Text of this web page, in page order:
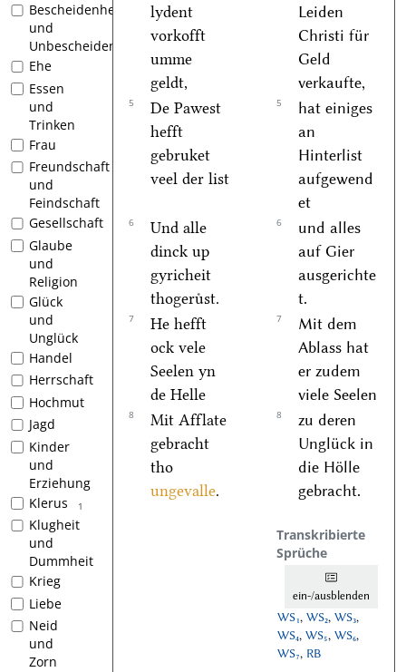
Bescheidenheit
und
Unbescheidenheit
Ehe
Essen
und
Trinken
Frau
Freundschaft
und
Feindschaft
Gesellschaft
Glaube
und
Religion
Glück
und
Unglück
Handel
Herrschaft
Hochmut
Jagd
Kinder
und
Erziehung
1
Klerus
Klugheit
und
Dummheit
Krieg
Liebe
Neid
und
Zorn
lydent
vorkofft
umme
geldt,
Leiden
Christi für
Geld
verkaufte,
5
De Pawest
hefft
gebruket
veel der list
5
hat einiges
an
Hinterlist
aufgewend
et
6
Und alle
dinck up
gyricheit
thogeruͤst.
6
und alles
auf Gier
ausgerichte
t.
7
He hefft
ock vele
Seelen yn
de Helle
7
Mit dem
Ablass hat
er zudem
viele Seelen
8
Mit Afflate
gebracht
tho
ungevalle.
8
zu deren
Unglück in
die Hölle
gebracht.
Transkribierte
Sprüche
ein-/ausblenden
WS₁, WS₂, WS₃,
WS₄, WS₅, WS₆,
WS₇, RB